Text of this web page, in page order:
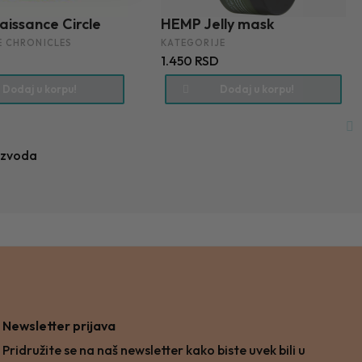
Circle
CHRONICLES
HEMP Jelly mask
KATEGORIJE
1.450 RSD
Newsletter prijava
Pridružite se na naš newsletter kako biste uvek bili u